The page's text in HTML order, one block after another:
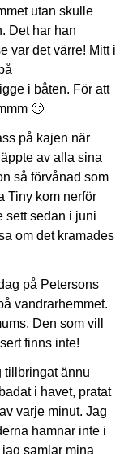
utan skulle
Det har han
var det värre! Mitt i
i båten. För att
🙂
på kajen när
av alla sina
så förvånad som
Tiny kom nerför
sett sedan i juni
om det kramades
på Petersons
vandrarhemmet.
Den som vill
finns inte!
tillbringat ännu
i havet, pratat
varje minut. Jag
hamnar inte i
jag samlar mina